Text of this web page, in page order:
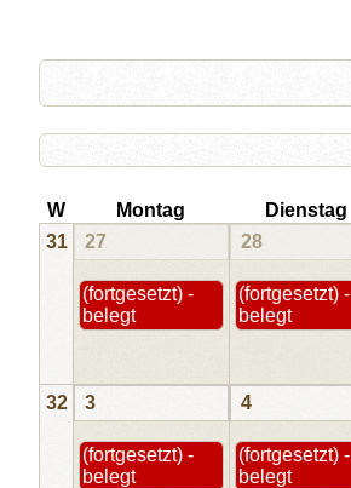
W
Montag Dienstag
31
27
(fortgesetzt) -
belegt
28
(fortgesetzt) -
belegt
32 3
(fortgesetzt) -
belegt
4
(fortgesetzt) -
belegt